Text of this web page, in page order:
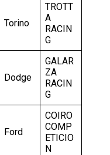
Torino
TROTT
A
RACIN
G
Dodge
GALAR
ZA
RACIN
G
Ford
COIRO
COMP
ETICIO
N